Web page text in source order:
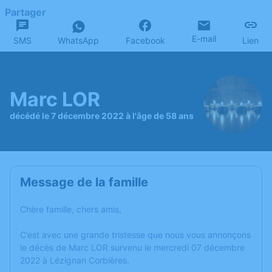
Partager
SMS WhatsApp Facebook E-mail Lien
Marc LOR
décédé le 7 décembre 2022 à l'âge de 58 ans
Message de la famille
Chère famille, chers amis,
C’est avec une grande tristesse que nous vous annonçons
le décès de Marc LOR survenu le mercredi 07 décembre
2022 à Lézignan Corbières.